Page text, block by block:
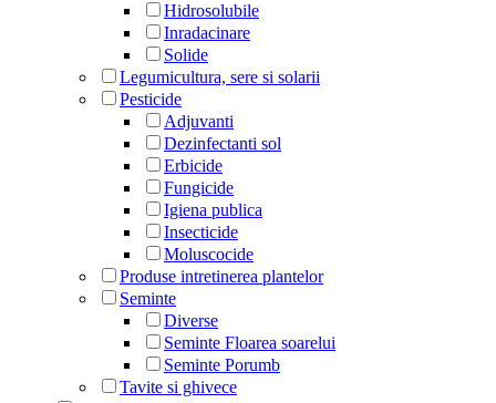
Hidrosolubile
Inradacinare
Solide
Legumicultura, sere si solarii
Pesticide
Adjuvanti
Dezinfectanti sol
Erbicide
Fungicide
Igiena publica
Insecticide
Moluscocide
Produse intretinerea plantelor
Seminte
Diverse
Seminte Floarea soarelui
Seminte Porumb
Tavite si ghivece